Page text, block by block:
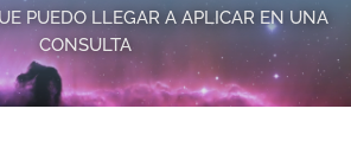
PUEDO LLEGAR A APLICAR EN UNA
CONSULTA